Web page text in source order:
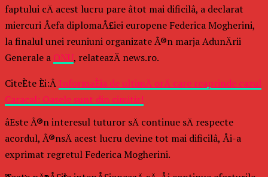
faptului cÄ acest lucru pare âtot mai dificilâ, a declarat
miercuri Åefa diplomaÅ£iei europene Federica Mogherini,
la finalul unei reuniuni organizate Ã®n marja AdunÄrii
Generale a ONU, relateazÄ news.ro.
CiteÈte Èi:Â InformaÈia de ultimÄ orÄ care reaprinde cazul
Caracal: Oasele sunt din cimitir!
âEste Ã®n interesul tuturor sÄ continue sÄ respecte
acordul, Ã®nsÄ acest lucru devine tot mai dificilâ, Åi-a
exprimat regretul Federica Mogherini.